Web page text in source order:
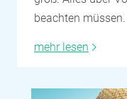
beachten müssen.
mehr lesen